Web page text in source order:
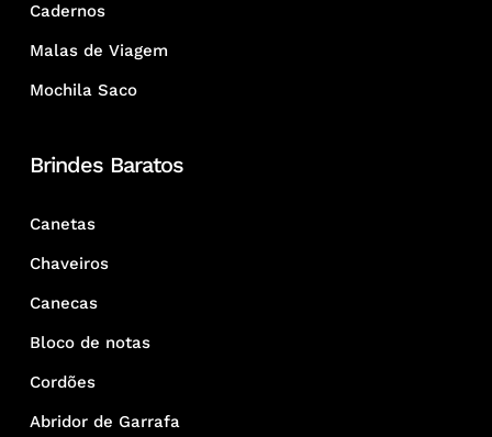
Cadernos
Malas de Viagem
Mochila Saco
Brindes Baratos
Canetas
Chaveiros
Canecas
Bloco de notas
Cordões
Abridor de Garrafa